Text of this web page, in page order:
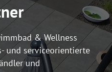
& Wellness
und serviceorientierte
und